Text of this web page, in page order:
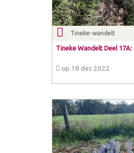
Tineke-wandelt
Tineke Wandelt Deel 17A:
op 18 dec 2022